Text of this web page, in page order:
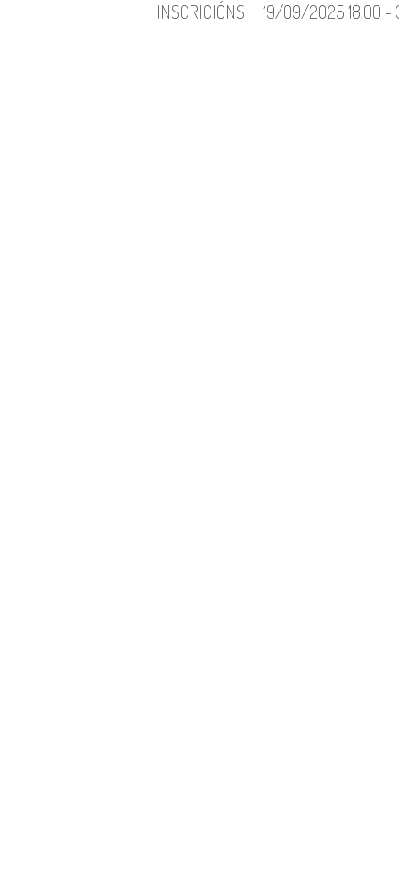
INSCRICIÓNS 19/09/2025 18:00